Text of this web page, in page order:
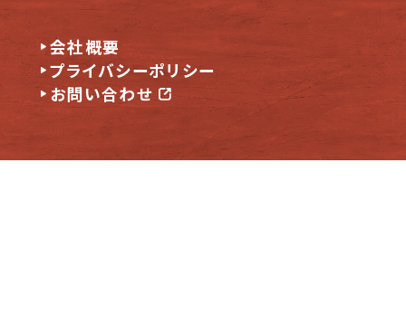
会社概要
プライバシーポリシー
お問い合わせ